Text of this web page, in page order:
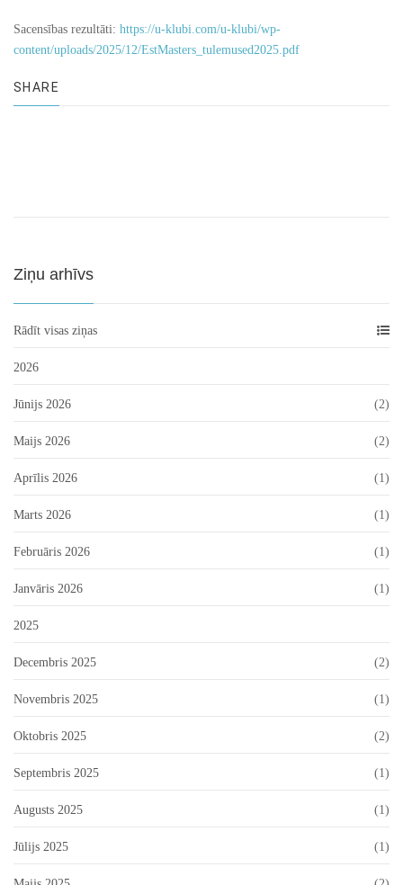
Sacensības rezultāti: https://u-klubi.com/u-klubi/wp-
content/uploads/2025/12/EstMasters_tulemused2025.pdf
SHARE
Ziņu arhīvs
Rādīt visas ziņas
2026
Jūnijs 2026 (2)
Maijs 2026 (2)
Aprīlis 2026 (1)
Marts 2026 (1)
Februāris 2026 (1)
Janvāris 2026 (1)
2025
Decembris 2025 (2)
Novembris 2025 (1)
Oktobris 2025 (2)
Septembris 2025 (1)
Augusts 2025 (1)
Jūlijs 2025 (1)